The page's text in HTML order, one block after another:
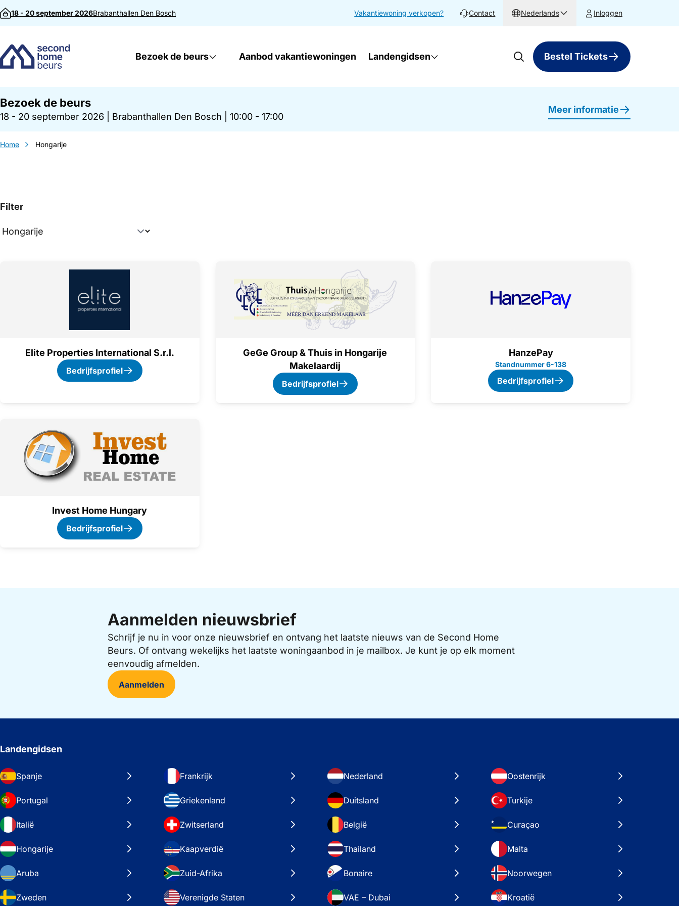
Direct naar inhoud
18 - 20 september 2026Brabanthallen Den Bosch Vakantiewoning verkopen? Contact Nederlands Inloggen
Bezoek de beurs Aanbod vakantiewoningen Landengidsen Bestel Tickets
Bezoek de beurs
18 - 20 september 2026 Brabanthallen Den Bosch 10:00 - 17:00
Meer informatie
Home Hongarije
Filter
Overzicht exposanten
Elite Properties International S.r.l.
Bedrijfsprofiel
GeGe Group & Thuis in Hongarije
Makelaardij
Bedrijfsprofiel
HanzePay
Standnummer 6-138
Bedrijfsprofiel
Invest Home Hungary
Bedrijfsprofiel
Aanmelden nieuwsbrief
Schrijf je nu in voor onze nieuwsbrief en ontvang het laatste nieuws van de Second Home
Beurs. Of ontvang wekelijks het laatste woningaanbod in je mailbox. Je kunt je op elk moment
eenvoudig afmelden.
Aanmelden
Landengidsen
Spanje Frankrijk Nederland Oostenrijk
Portugal Griekenland Duitsland Turkije
Italië Zwitserland België Curaçao
Hongarije Kaapverdië Thailand Malta
Aruba Zuid-Afrika Bonaire Noorwegen
Zweden Verenigde Staten VAE – Dubai Kroatië